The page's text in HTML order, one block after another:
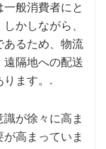
般消費者にと
かしながら、
あるため、物流
遠隔地への配送
ります。.
が徐々に高ま
高まっていま